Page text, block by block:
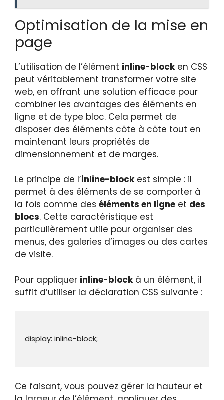
Optimisation de la mise en
page
L’utilisation de l’élément inline-blocken CSS
peut véritablement transformer votre site
web, en offrant une solution efficace pour
combiner les avantages des éléments en
ligne et de type bloc. Cela permet de
disposer des éléments côte à côte tout en
maintenant leurs propriétés de
dimensionnement et de marges.
Le principe de l’inline-blockest simple : il
permet à des éléments de se comporter à
la fois comme des éléments en ligne et des
blocs. Cette caractéristique est
particulièrement utile pour organiser des
menus, des galeries d’images ou des cartes
de visite.
Pour appliquer inline-blockà un élément, il
suffit d’utiliser la déclaration CSS suivante :
Ce faisant, vous pouvez gérer la hauteur et